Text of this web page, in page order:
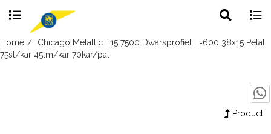
Skip
to
search
Home
Chicago Metallic T15 7500 Dwarsprofiel L=600 38x15 Petal
75st/kar 45lm/kar 70kar/pal
Product